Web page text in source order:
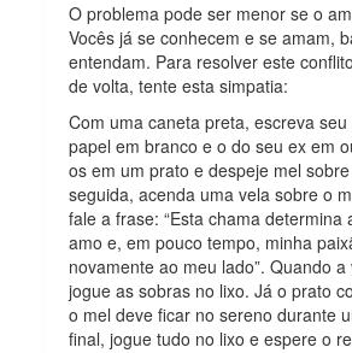
O problema pode ser menor se o
Vocês já se conhecem e se amam,
entendam. Para resolver este
de volta, tente esta simpatia:
Com uma caneta preta, escreva
papel em branco e o do seu ex em
os em um prato e despeje mel
seguida, acenda uma vela sobre o
fale a frase: “Esta chama determina
amo e, em pouco tempo, minha
novamente ao meu lado”. Quando a
jogue as sobras no lixo. Já o prato
o mel deve ficar no sereno durante
final, jogue tudo no lixo e espere o